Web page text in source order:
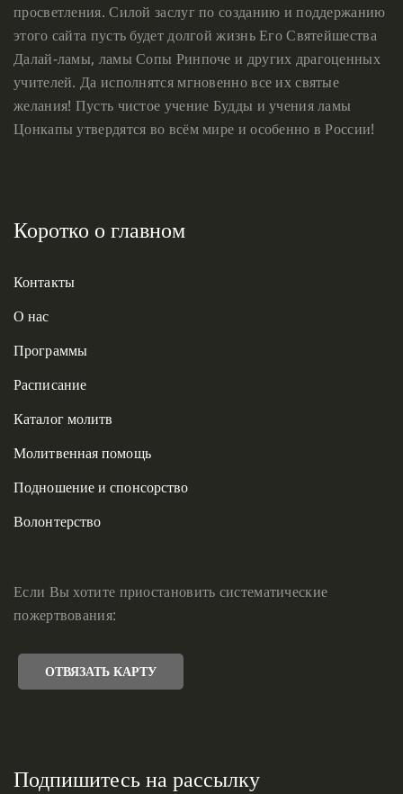
просветления. Силой заслуг по созданию и поддержанию
этого сайта пусть будет долгой жизнь Его Святейшества
Далай-ламы, ламы Сопы Ринпоче и других драгоценных
учителей. Да исполнятся мгновенно все их святые
желания! Пусть чистое учение Будды и учения ламы
Цонкапы утвердятся во всём мире и особенно в России!
Коротко о главном
Контакты
О нас
Программы
Расписание
Каталог молитв
Молитвенная помощь
Подношение и спонсорство
Волонтерство
Если Вы хотите приостановить систематические
пожертвования:
ОТВЯЗАТЬ КАРТУ
Подпишитесь на рассылку